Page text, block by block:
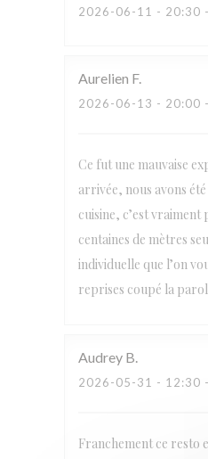
2026-06-11 - 20:30
Aurelien F
2026-06-13 - 20:00
Ce fut une mauvaise
arrivée, nous avons
cuisine, c’est
centaines de mètres
individuelle que l’on
reprises coupé la
Audrey B
2026-05-31 - 12:30
Franchement ce resto